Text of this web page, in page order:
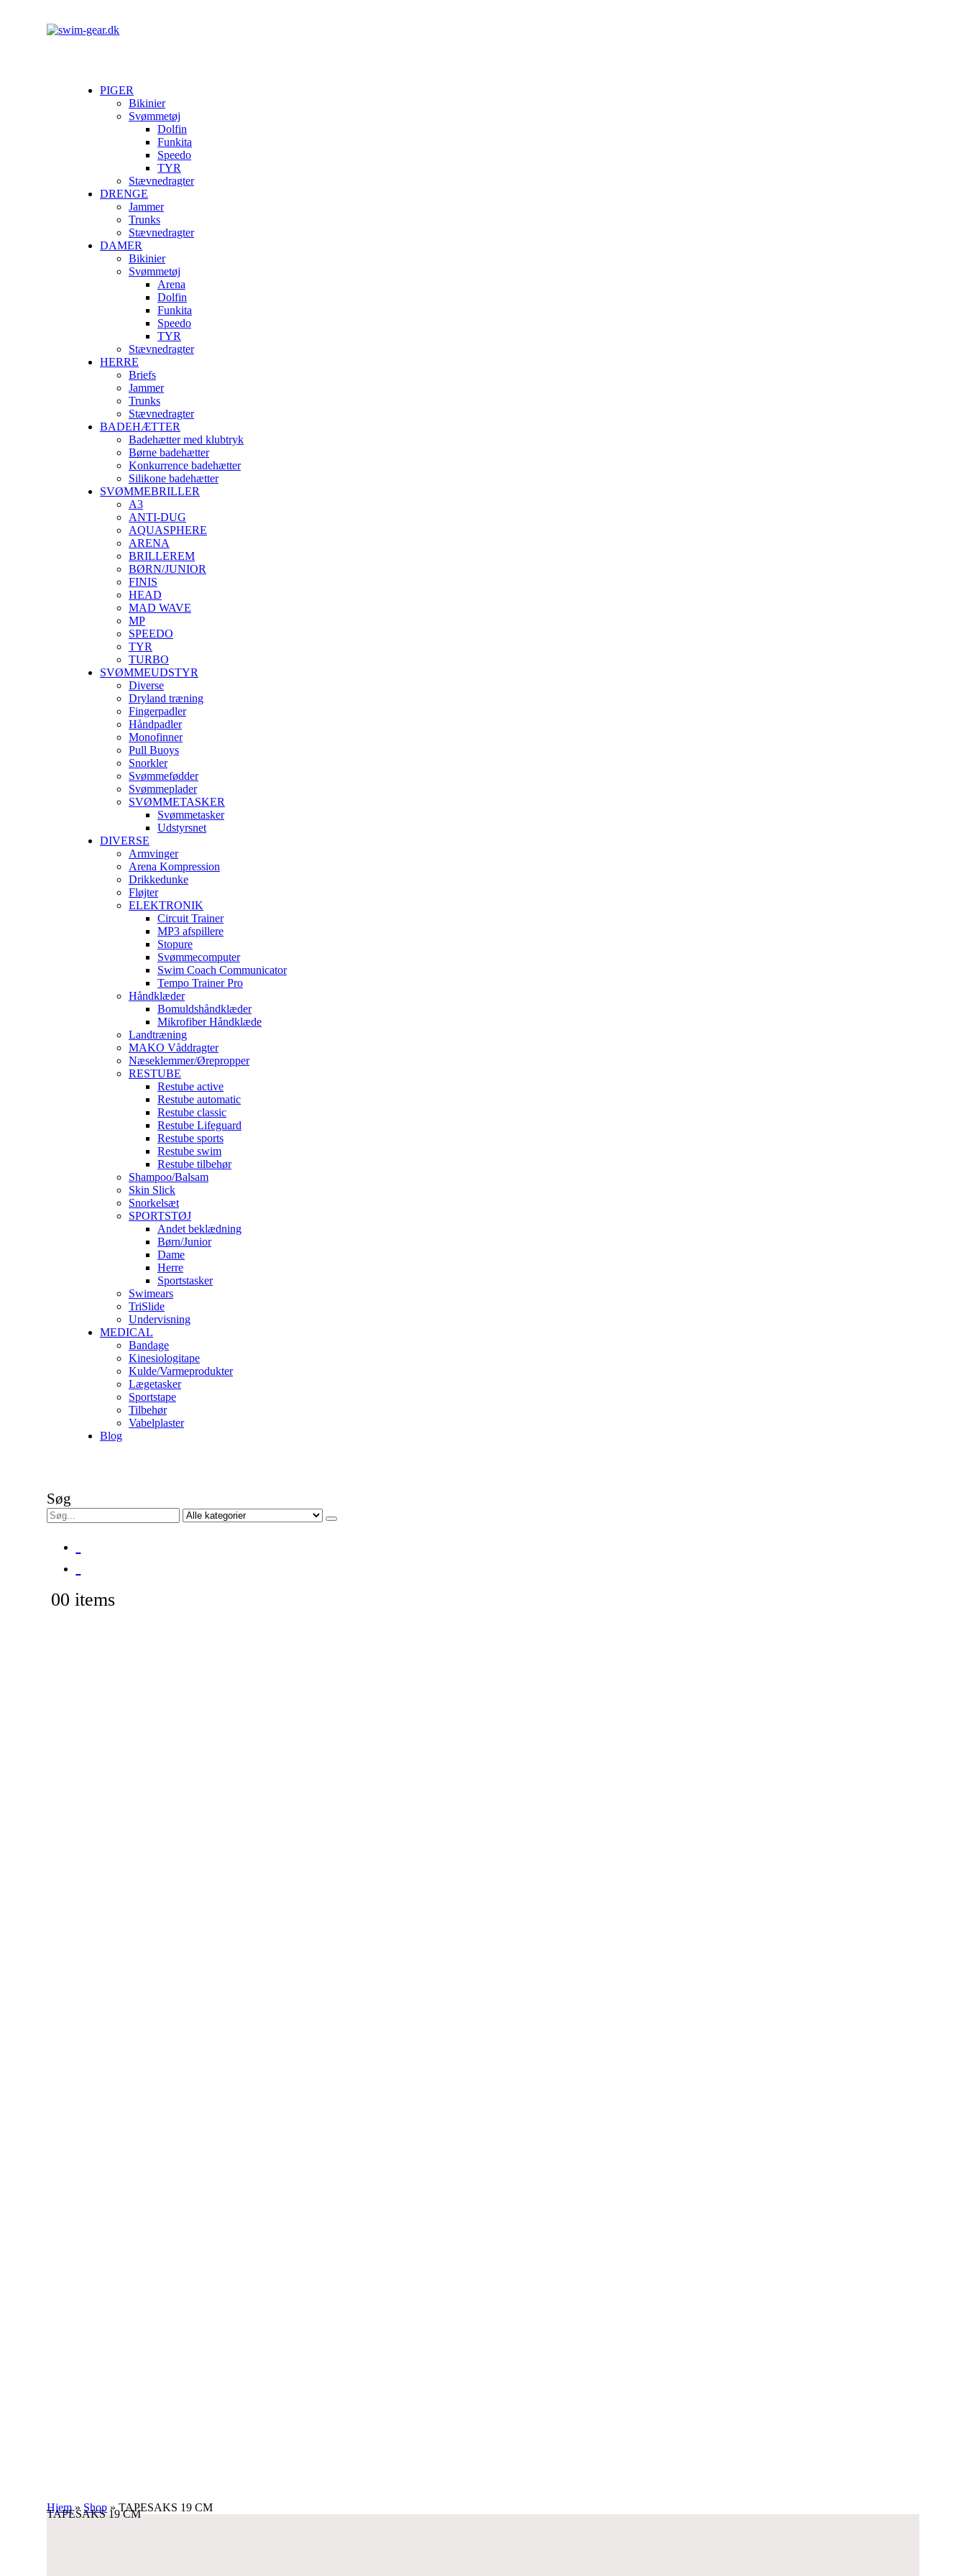
PIGER
Bikinier
Svømmetøj
Dolfin
Funkita
Speedo
TYR
Stævnedragter
DRENGE
Jammer
Trunks
Stævnedragter
DAMER
Bikinier
Svømmetøj
Arena
Dolfin
Funkita
Speedo
TYR
Stævnedragter
HERRE
Briefs
Jammer
Trunks
Stævnedragter
BADEHÆTTER
Badehætter med klubtryk
Børne badehætter
Konkurrence badehætter
Silikone badehætter
SVØMMEBRILLER
A3
ANTI-DUG
AQUASPHERE
ARENA
BRILLEREM
BØRN/JUNIOR
FINIS
HEAD
MAD WAVE
MP
SPEEDO
TYR
TURBO
SVØMMEUDSTYR
Diverse
Dryland træning
Fingerpadler
Håndpadler
Monofinner
Pull Buoys
Snorkler
Svømmefødder
Svømmeplader
SVØMMETASKER
Svømmetasker
Udstyrsnet
DIVERSE
Armvinger
Arena Kompression
Drikkedunke
Fløjter
ELEKTRONIK
Circuit Trainer
MP3 afspillere
Stopure
Svømmecomputer
Swim Coach Communicator
Tempo Trainer Pro
Håndklæder
Bomuldshåndklæder
Mikrofiber Håndklæde
Landtræning
MAKO Våddragter
Næseklemmer/Ørepropper
RESTUBE
Restube active
Restube automatic
Restube classic
Restube Lifeguard
Restube sports
Restube swim
Restube tilbehør
Shampoo/Balsam
Skin Slick
Snorkelsæt
SPORTSTØJ
Andet beklædning
Børn/Junior
Dame
Herre
Sportstasker
Swimears
TriSlide
Undervisning
MEDICAL
Bandage
Kinesiologitape
Kulde/Varmeprodukter
Lægetasker
Sportstape
Tilbehør
Vabelplaster
Blog
Søg
00 items
Hjem» Shop »TAPESAKS 19 CM
TAPESAKS 19 CM